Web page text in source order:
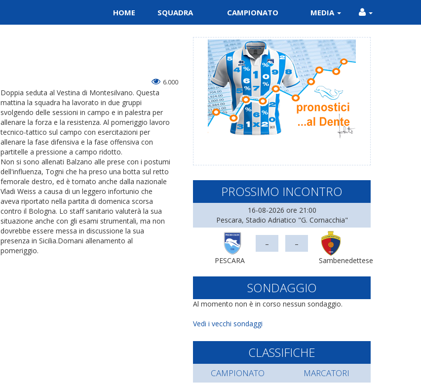
HOME SQUADRA CAMPIONATO MEDIA
6.000
Doppia seduta al Vestina di Montesilvano. Questa
mattina la squadra ha lavorato in due gruppi
svolgendo delle sessioni in campo e in palestra per
allenare la forza e la resistenza. Al pomeriggio lavoro
tecnico-tattico sul campo con esercitazioni per
allenare la fase difensiva e la fase offensiva con
partitelle a pressione a campo ridotto.
Non si sono allenati Balzano alle prese con i postumi
dell'influenza, Togni che ha preso una botta sul retto
femorale destro, ed è tornato anche dalla nazionale
Vladi Weiss a causa di un leggero infortunio che
aveva riportato nella partita di domenica scorsa
contro il Bologna. Lo staff sanitario valuterà la sua
situazione anche con gli esami strumentali, ma non
dovrebbe essere messa in discussione la sua
presenza in Sicilia.Domani allenamento al
pomeriggio.
PROSSIMO INCONTRO
16-08-2026 ore 21:00
Pescara, Stadio Adriatico "G. Cornacchia"
PESCARA
- -
Sambenedettese
SONDAGGIO
Al momento non è in corso nessun sondaggio.
Vedi i vecchi sondaggi
CLASSIFICHE
CAMPIONATO MARCATORI